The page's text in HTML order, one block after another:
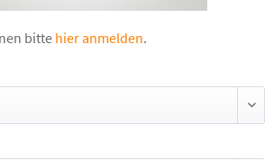
bitte hier anmelden.